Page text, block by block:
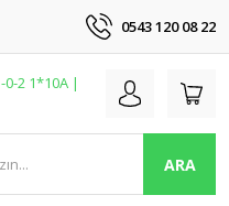
0543 120 08 22
ARA